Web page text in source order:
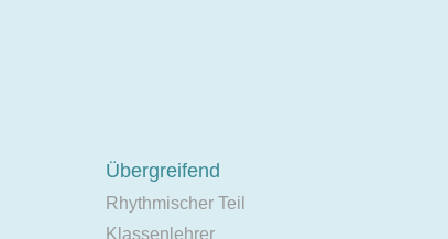
Übergreifend
Rhythmischer Teil
Klassenlehrer